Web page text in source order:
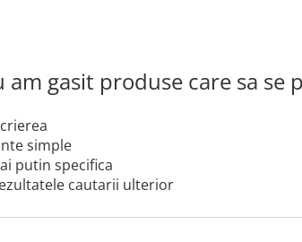
am gasit produse care sa se
simple
putin specifica
cautarii ulterior